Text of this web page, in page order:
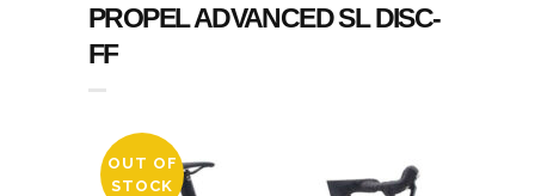
PROPEL ADVANCED SL DISC-
FF
OUT OF
STOCK